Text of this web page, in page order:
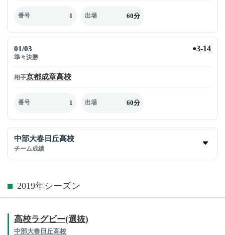
番号 1 出場 60分
01/03
準々決勝
●3-14
相手京都成章高校
番号 1 出場 60分
中部大春日丘高校
チーム成績
2019年シーズン
高校ラグビー(選抜)
中部大春日丘高校